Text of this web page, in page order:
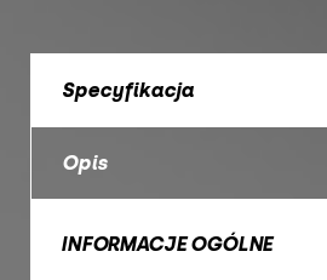
Specyfikacja
Opis
INFORMACJE OGÓLNE